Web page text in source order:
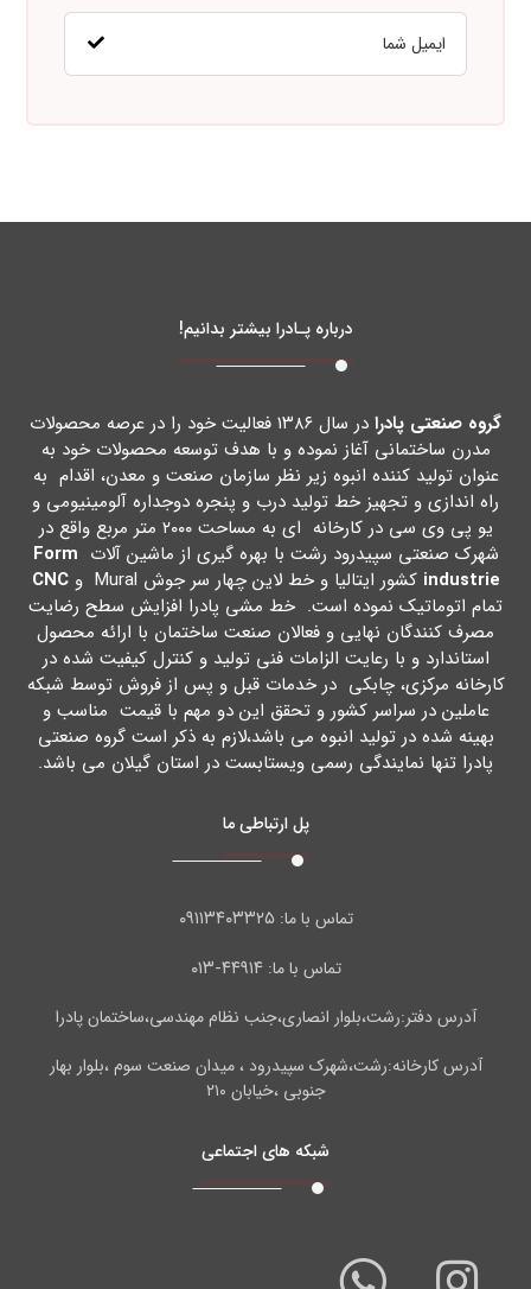
درباره پـادرا بیشتر بدانیم!
گروه صنعتی پادرا
در سال ۱۳۸۶ فعالیت خود را در عرصه محصولات
مدرن ساختمانی آغاز نموده و با هدف توسعه محصولات خود به
عنوان تولید کننده انبوه زیر نظر سازمان صنعت و معدن، اقدام به
راه اندازي و تجهیز خط تولید درب و پنجره دوجداره آلومینیومی و
یو پی وي سی در کارخانه اي به مساحت ۲۰۰۰ متر مربع واقع در
شهرك صنعتی سپیدرود رشت با بهره گیري از ماشین آلات Form
industrie کشور ایتالیا و خط لاین چهار سر جوش Mural و
CNC
تمام اتوماتیک نموده است. خط مشی پادرا افزایش سطح رضایت
مصرف کنندگان نهایی و فعالان صنعت ساختمان با ارائه محصول
استاندارد و با رعایت الزامات فنی تولید و کنترل کیفیت شده در
کارخانه مرکزي، چابکی در خدمات قبل و پس از فروش توسط شبکه
عاملین در سراسر کشور و تحقق این دو مهم با قیمت مناسب و
بهینه شده در تولید انبوه می باشد،لازم به ذکر است گروه صنعتی
پادرا تنها نمایندگی رسمی ویستابست در استان گیلان می باشد.
پل ارتباطی ما
تماس با ما:۰۹۱۱۳۴۰۳۳۲۵
تماس با ما: ۴۴۹۱۴-۰۱۳
آدرس دفتر:رشت،بلوار انصاری،جنب نظام مهندسی،ساختمان پادرا
آدرس کارخانه:رشت،شهرک سپیدرود ، میدان صنعت سوم ،بلوار بهار
جنوبی ،خیابان ۲۱۰
شبکه های اجتماعی